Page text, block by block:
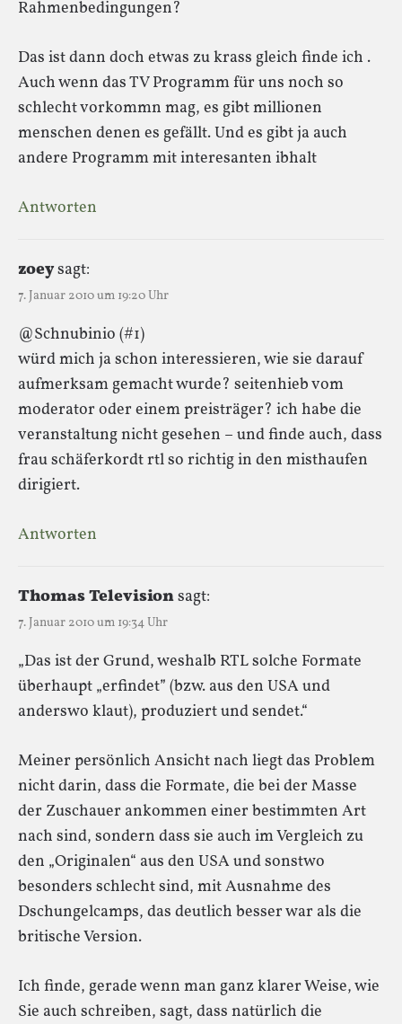
Rahmenbedingungen?
Das ist dann doch etwas zu krass gleich finde ich .
Auch wenn das TV Programm für uns noch so
schlecht vorkommn mag, es gibt millionen
menschen denen es gefällt. Und es gibt ja auch
andere Programm mit interesanten ibhalt
Antworten
zoeysagt:
7. Januar 2010 um 19:20 Uhr
@Schnubinio (#1)
würd mich ja schon interessieren, wie sie darauf
aufmerksam gemacht wurde? seitenhieb vom
moderator oder einem preisträger? ich habe die
veranstaltung nicht gesehen – und finde auch, dass
frau schäferkordt rtl so richtig in den misthaufen
dirigiert.
Antworten
Thomas Televisionsagt:
7. Januar 2010 um 19:34 Uhr
„Das ist der Grund, weshalb RTL solche Formate
überhaupt „erfindet” (bzw. aus den USA und
anderswo klaut), produziert und sendet.“
Meiner persönlich Ansicht nach liegt das Problem
nicht darin, dass die Formate, die bei der Masse
der Zuschauer ankommen einer bestimmten Art
nach sind, sondern dass sie auch im Vergleich zu
den „Originalen“ aus den USA und sonstwo
besonders schlecht sind, mit Ausnahme des
Dschungelcamps, das deutlich besser war als die
britische Version.
Ich finde, gerade wenn man ganz klarer Weise, wie
Sie auch schreiben, sagt, dass natürlich die